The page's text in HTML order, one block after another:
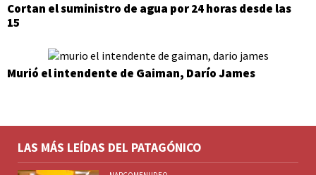
Cortan el suministro de agua por 24 horas desde las
15
Murió el intendente de Gaiman, Darío James
LAS MÁS LEÍDAS DEL PATAGÓNICO